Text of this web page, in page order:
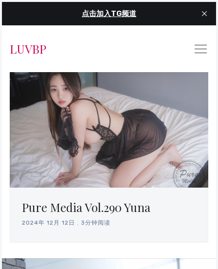
点击加入TG频道
LUVBP
Pure Media Vol.290 Yuna
2024年 12月 12日 3分钟阅读